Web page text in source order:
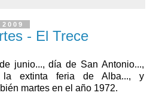
- El Trece
junio..., día de San Antonio...,
extinta feria de Alba..., y
martes en el año 1972.